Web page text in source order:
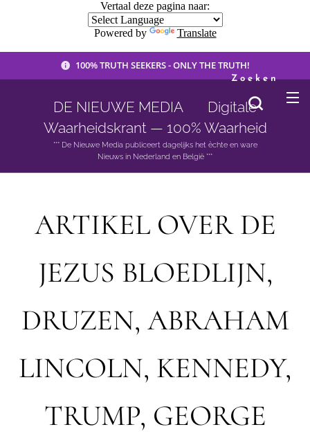
Vertaal deze pagina naar:
Powered by Translate
100% TRUTH SEEKERS - ONLY THE TRUTH!
DE NIEUWE MEDIA 🟣 Digitale
Waarheidskrant — 100% Waarheid
*** De Nieuwe Media publiceert dagelijks het èchte en ware
Nieuws in Nederland en België ***
Zoeken
ARTIKEL OVER DE
JEZUS BLOEDLIJN,
DRUZEN, ABRAHAM
LINCOLN, KENNEDY,
TRUMP, GEORGE